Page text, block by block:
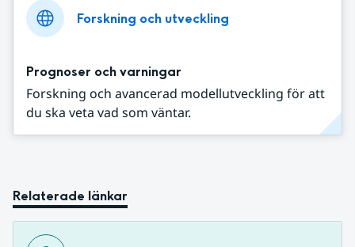
Forskning och utveckling
Prognoser och varningar
Forskning och avancerad modellutveckling för att
du ska veta vad som väntar.
Relaterade länkar